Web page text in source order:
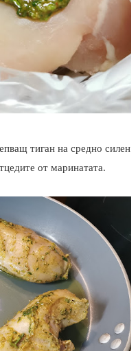
тиган на средно силен
от маринатата.